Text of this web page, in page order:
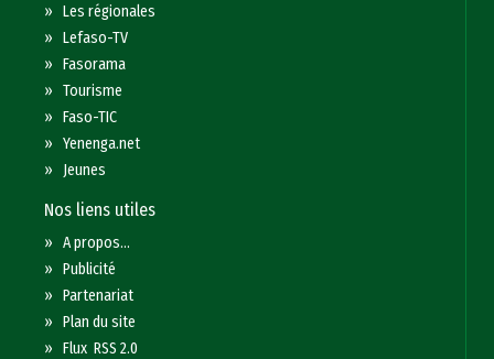
»Les régionales
»Lefaso-TV
»Fasorama
»Tourisme
»Faso-TIC
»Yenenga.net
» Jeunes
Nos liens utiles
»A propos...
»Publicité
»Partenariat
»Plan du site
»Flux RSS 2.0